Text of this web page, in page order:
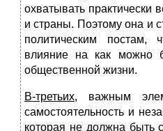
охватывать практически
и страны. По­этому она и
политическим постам,
влияние на как можно
общественной жизни.
В-третьих, важным
самостоятельность и
которая не должна быть